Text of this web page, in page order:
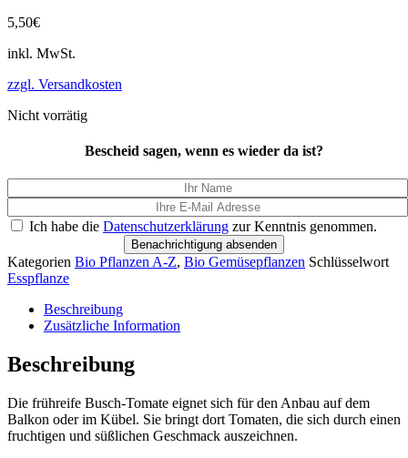
5,50€
inkl. MwSt.
zzgl. Versandkosten
Nicht vorrätig
Bescheid sagen, wenn es wieder da ist?
Ich habe die Datenschutzerklärung zur Kenntnis genommen.
Benachrichtigung absenden
Kategorien Bio Pflanzen A-Z, Bio Gemüsepflanzen Schlüsselwort
Esspflanze
Beschreibung
Zusätzliche Information
Beschreibung
Die frühreife Busch-Tomate eignet sich für den Anbau auf dem
Balkon oder im Kübel. Sie bringt dort Tomaten, die sich durch einen
fruchtigen und süßlichen Geschmack auszeichnen.